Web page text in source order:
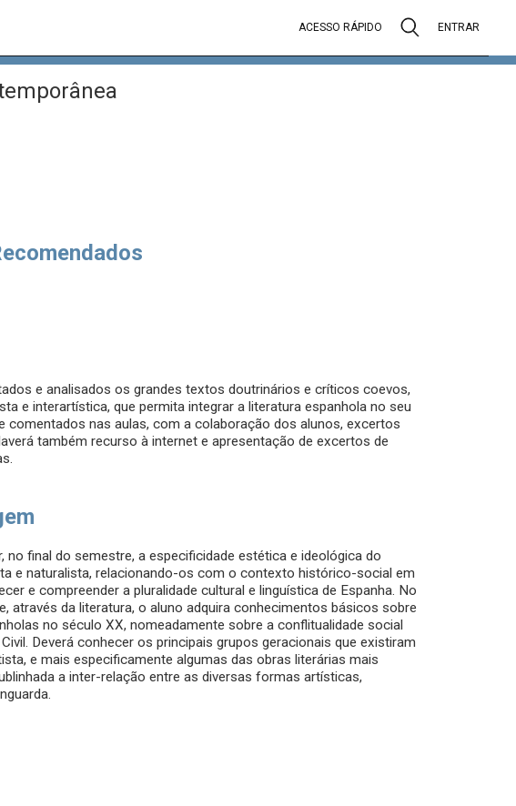
ACESSO RÁPIDO ENTRAR
e analisados os grandes textos doutrinários e críticos coevos,
e interartística, que permita integrar a literatura espanhola no seu
comentados nas aulas, com a colaboração dos alunos, excertos
também recurso à internet e apresentação de excertos de
no final do semestre, a especificidade estética e ideológica do
e naturalista, relacionando-os com o contexto histórico-social em
e compreender a pluralidade cultural e linguística de Espanha. No
através da literatura, o aluno adquira conhecimentos básicos sobre
no século XX, nomeadamente sobre a conflitualidade social
Deverá conhecer os principais grupos geracionais que existiram
e mais especificamente algumas das obras literárias mais
a inter-relação entre as diversas formas artísticas,